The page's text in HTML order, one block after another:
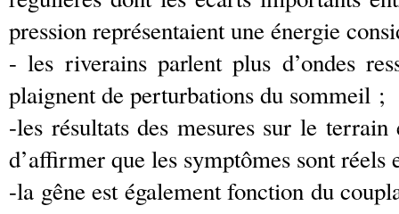
pression représentaient une énergie
- les riverains parlent plus d’ondes
plaignent de perturbations du sommeil ;
-les résultats des mesures sur le
d’affirmer que les symptômes sont
-la gêne est également fonction du